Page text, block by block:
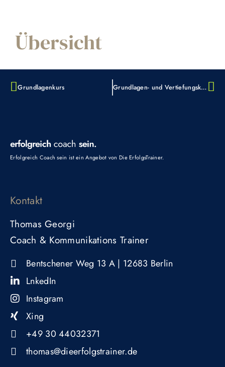
Übersicht
Grundlagenkurs Grundlagen- und Vertiefungskurs
Erfolgreich Coach sein ist ein Angebot von Die ErfolgsTrainer.
Kontakt
Thomas Georgi
Coach & Kommunikations Trainer
Bentschener Weg 13 A | 12683 Berlin ​
LnkedIn
Instagram
Xing
+49 30 44032371
thomas@dieerfolgstrainer.de